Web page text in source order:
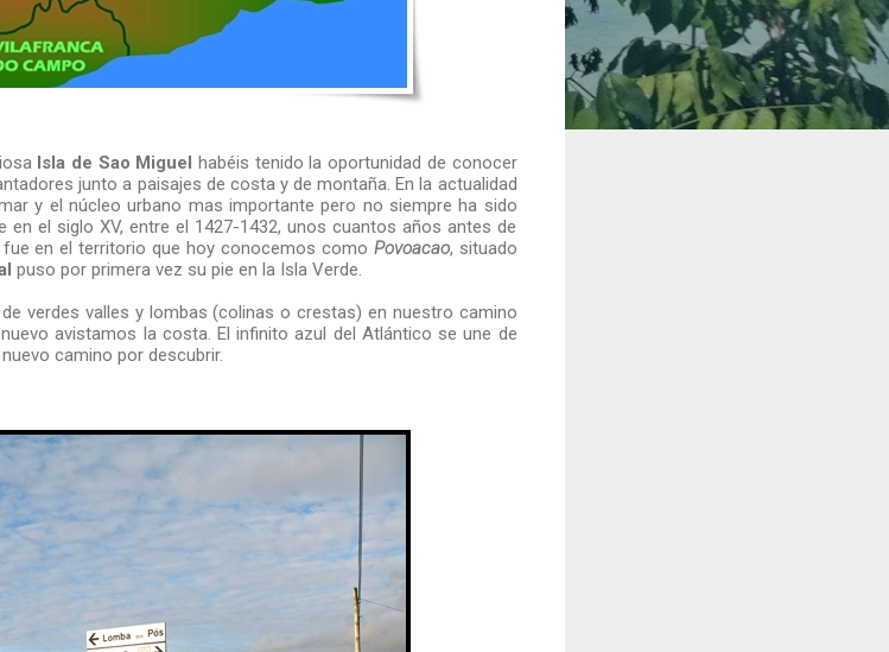
Isla de Sao Miguel habéis tenido la oportunidad de conocer
junto a paisajes de costa y de montaña. En la actualidad
y el núcleo urbano mas importante pero no siempre ha sido
el siglo XV, entre el 1427-1432, unos cuantos años antes de
en el territorio que hoy conocemos como Povoacao, situado
puso por primera vez su pie en la Isla Verde.
verdes valles y lombas (colinas o crestas) en nuestro camino
avistamos la costa. El infinito azul del Atlántico se une de
camino por descubrir.